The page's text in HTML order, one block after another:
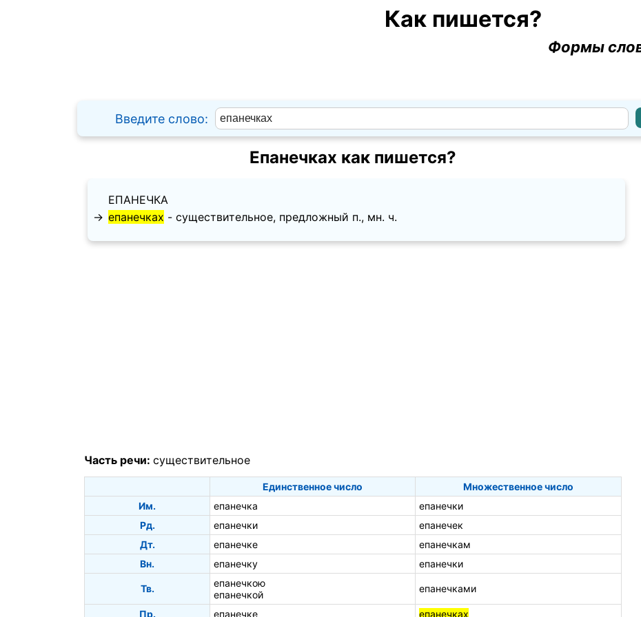
Как пишется?
Формы
Введите слово:
Епанечках как пишется?
ЕПАНЕЧКА
→ епанечках - существительное, предложный п., мн. ч.
Часть речи: существительное
Единственное число
Множественное число
Им.
епанечка
епанечки
Рд.
епанечки
епанечек
Дт.
епанечке
епанечкам
Вн.
епанечку епанечки
Тв.
епанечкою
епанечкой
епанечками
Пр. епанечке епанечках